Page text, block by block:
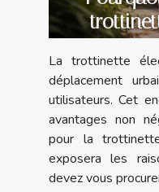
La trottinette
déplacement
utilisateurs. Cet
avantages non
pour la
exposera les
devez vous